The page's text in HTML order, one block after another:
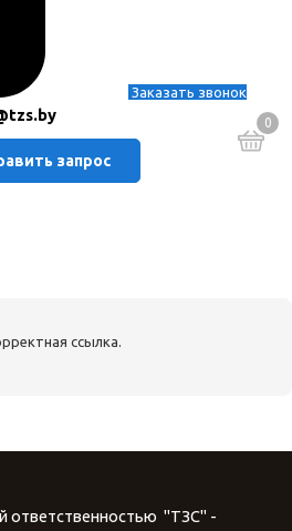
Заказать звонок
запрос
0
ссылка.
ответственностью "ТЗС" -